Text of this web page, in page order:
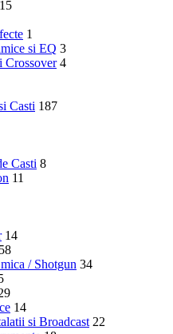
15
1
si EQ 3
Crossover 4
Casti 187
Casti 8
11
14
58
/ Shotgun 34
14
si Broadcast 22